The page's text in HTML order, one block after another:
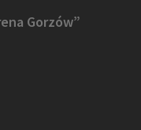
Gorzów”